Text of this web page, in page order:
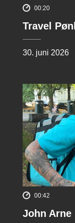
00:20
Travel
30. juni 2026
00:42
John